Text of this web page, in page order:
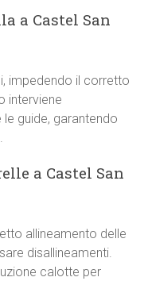
a Castel San
impedendo il corretto
interviene
guide, garantendo
a Castel San
allineamento delle
disallineamenti.
calotte per